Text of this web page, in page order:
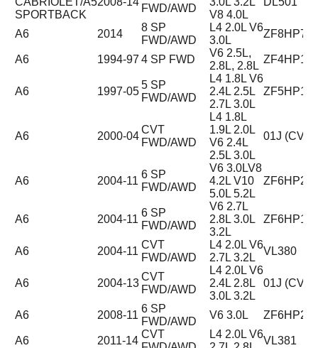
SPORTBACK
FWD/AWD
V8 4.0L
A6 2014
8 SP
FWD/AWD
L4 2.0L V6
3.0L
A6 1994-97 4 SP FWD
V6 2.5L,
2.8L, 2.8L
A6 1997-05
5 SP
FWD/AWD
L4 1.8L V6
2.4L 2.5L
2.7L 3.0L
A6 2000-04
CVT
FWD/AWD
L4 1.8L
1.9L 2.0L
V6 2.4L
2.5L 3.0L
01J (CVT)
A6 2004-11
6 SP
FWD/AWD
V6 3.0LV8
4.2L V10
5.0L 5.2L
A6 2004-11
6 SP
FWD/AWD
V6 2.7L
2.8L 3.0L
3.2L
A6 2004-11
CVT
FWD/AWD
L4 2.0L V6
2.7L 3.2L
VL380
A6 2004-13
CVT
FWD/AWD
L4 2.0L V6
2.4L 2.8L
3.0L 3.2L
01J (CVT)
A6 2008-11
6 SP
FWD/AWD
V6 3.0L
A6 2011-14
CVT
L4 2.0L V6
VL381